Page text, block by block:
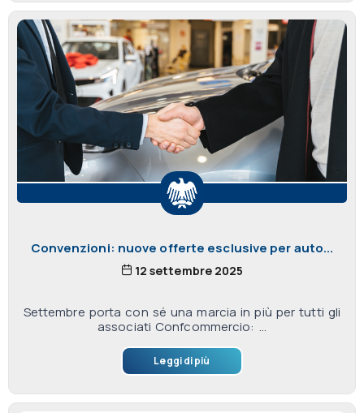
Convenzioni: nuove offerte esclusive per auto...
12 settembre 2025
Settembre porta con sé una marcia in più per tutti gli
associati Confcommercio: ...
Leggi di più